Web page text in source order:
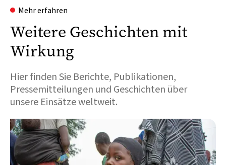
Mehr erfahren
Weitere Geschichten mit
Wirkung
Hier finden Sie Berichte, Publikationen,
Pressemitteilungen und Geschichten über
unsere Einsätze weltweit.